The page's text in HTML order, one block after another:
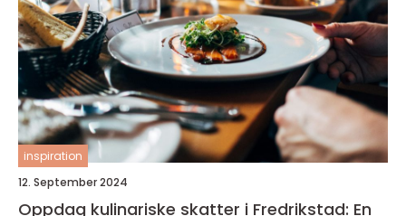
inspiration
12. September 2024
Oppdag kulinariske skatter i Fredrikstad: En